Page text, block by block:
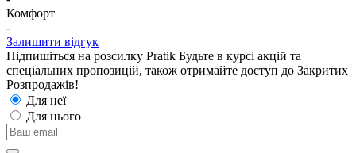
Комфорт
-
Залишити відгук
Підпишіться на розсилку Pratik Будьте в курсі акцій та
спеціальних пропозицій, також отримайте доступ до Закритих
Розпродажiв!
Для неї
Для нього